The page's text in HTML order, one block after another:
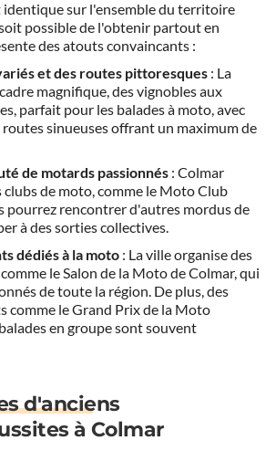
identique sur l'ensemble du territoire
possible de l'obtenir partout en
des atouts convaincants :
et des routes pittoresques : La
magnifique, des vignobles aux
parfait pour les balades à moto, avec
sinueuses offrant un maximum de
de motards passionnés : Colmar
de moto, comme le Moto Club
pourrez rencontrer d'autres mordus de
à des sorties collectives.
dédiés à la moto : La ville organise des
le Salon de la Moto de Colmar, qui
de toute la région. De plus, des
comme le Grand Prix de la Moto
en groupe sont souvent
d'anciens
à Colmar